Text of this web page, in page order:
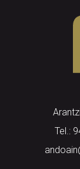
Tel.: